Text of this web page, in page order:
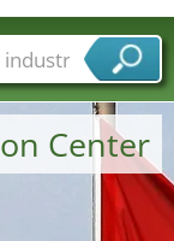
Center
de foire